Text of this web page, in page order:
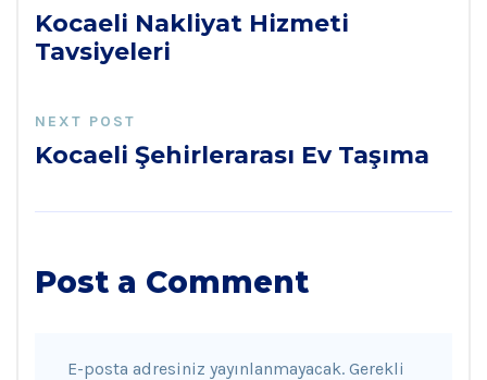
Kocaeli Nakliyat Hizmeti
Tavsiyeleri
NEXT POST
Kocaeli Şehirlerarası Ev Taşıma
Post a Comment
E-posta adresiniz yayınlanmayacak. Gerekli